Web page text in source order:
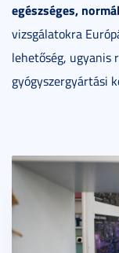
egészséges,
vizsgálatokra
lehetőség, ugyanis
gyógyszergyártási